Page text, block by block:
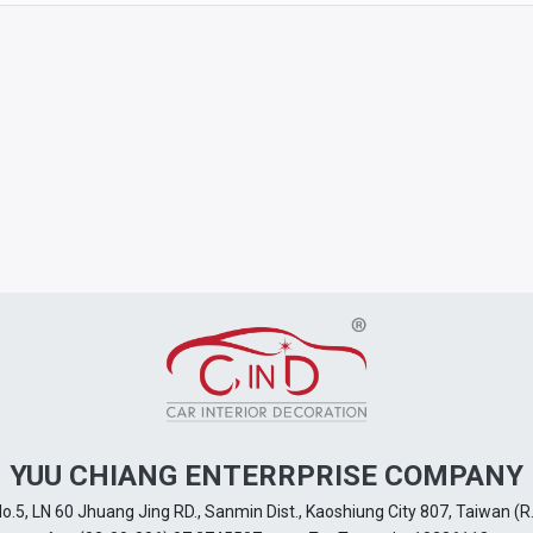
YUU CHIANG ENTERRPRISE COMPANY
LN 60 Jhuang Jing RD., Sanmin Dist., Kaoshiung City 807, Taiwan